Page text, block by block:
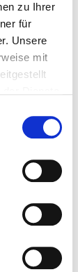
zu Ihrer
für
Unsere
mit